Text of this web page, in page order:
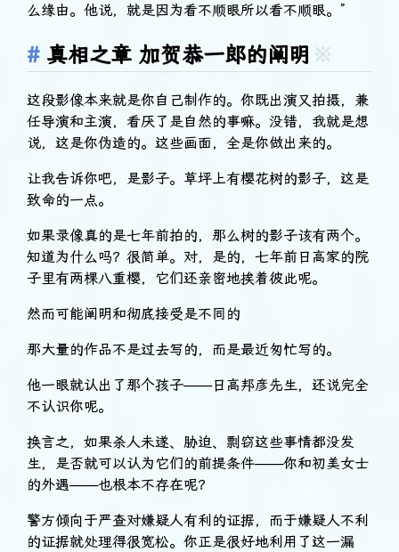
么缘由。他说，就是因为看不顺眼所以看不顺眼。”
真相之章 加贺恭一郎的阐明
这段影像本来就是你自己制作的。你既出演又拍摄，兼
任导演和主演，看厌了是自然的事嘛。没错，我就是想
说，这是你伪造的。这些画面，全是你做出来的。
让我告诉你吧，是影子。草坪上有樱花树的影子，这是
致命的一点。
如果录像真的是七年前拍的，那么树的影子该有两个。
知道为什么吗？很简单。对，是的，七年前日高家的院
子里有两棵八重樱，它们还亲密地挨着彼此呢。
然而可能阐明和彻底接受是不同的
那大量的作品不是过去写的，而是最近匆忙写的。
他一眼就认出了那个孩子——日高邦彦先生，还说完全
不认识你呢。
换言之，如果杀人未遂、胁迫、剽窃这些事情都没发
生，是否就可以认为它们的前提条件——你和初美女士
的外遇——也根本不存在呢？
警方倾向于严查对嫌疑人有利的证据，而于嫌疑人不利
的证据就处理得很宽松。你正是很好地利用了这一漏